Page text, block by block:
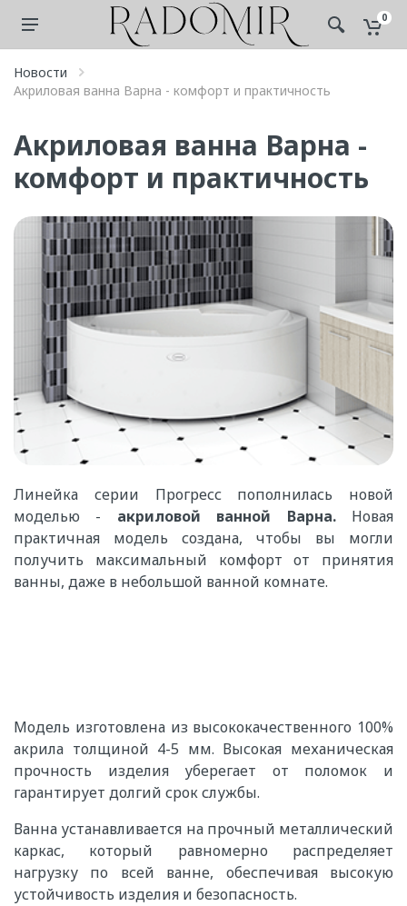
0
Новости
Акриловая ванна Варна - комфорт и практичность
Акриловая ванна Варна -
комфорт и практичность
Линейка серии Прогресс пополнилась новой
моделью - акриловой ванной Варна.Новая
практичная модель создана, чтобы вы могли
получить максимальный комфорт от принятия
ванны, даже в небольшой ванной комнате.
Модель изготовлена из высококачественного 100%
акрила толщиной 4-5 мм. Высокая механическая
прочность изделия уберегает от поломок и
гарантирует долгий срок службы.
Ванна устанавливается на прочный металлический
каркас, который равномерно распределяет
нагрузку по всей ванне, обеспечивая высокую
устойчивость изделия и безопасность.